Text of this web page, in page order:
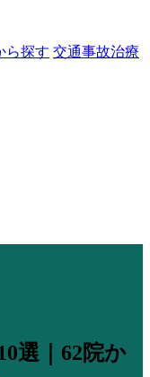
ら探す 交通事故治療
選｜62院か